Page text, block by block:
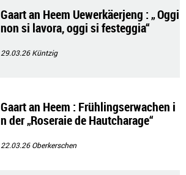
Gaart an Heem Uewerkäerjeng : „ Oggi
non si lavora, oggi si festeggia“
29.03.26Küntzig
Gaart an Heem : Frühlingserwachen i
n der „Roseraie de Hautcharage“
22.03.26Oberkerschen